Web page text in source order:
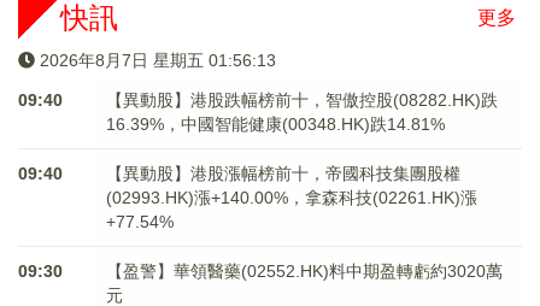
更多
快訊
2026年8月7日 星期五 01:56:13
09:40
【異動股】港股跌幅榜前十，智傲控股(08282.HK)跌
16.39%，中國智能健康(00348.HK)跌14.81%
09:40
【異動股】港股漲幅榜前十，帝國科技集團股權
(02993.HK)漲+140.00%，拿森科技(02261.HK)漲
+77.54%
09:30
【盈警】華領醫藥(02552.HK)料中期盈轉虧約3020萬
元